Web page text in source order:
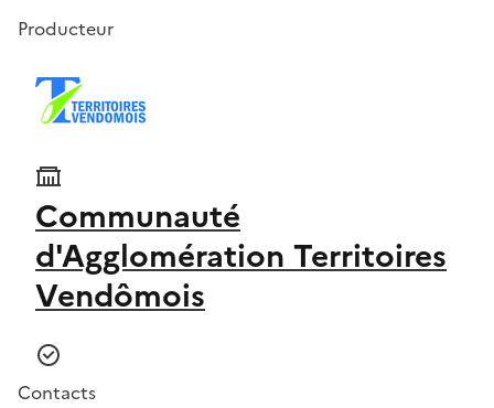
Producteur
Communauté
d'Agglomération Territoires
Vendômois
Contacts